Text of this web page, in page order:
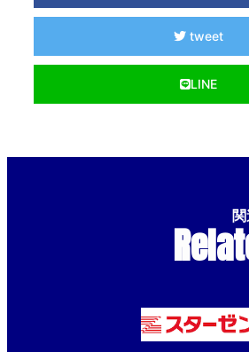
tweet
LINE